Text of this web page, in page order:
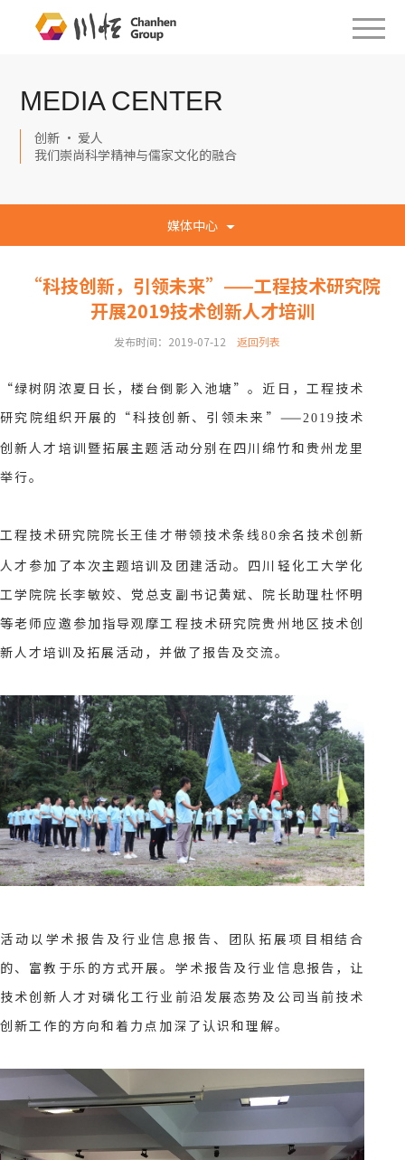
MEDIA CENTER
创新 · 爱人
我们崇尚科学精神与儒家文化的融合
媒体中心
“科技创新，引领未来”——工程技术研究院
开展2019技术创新人才培训
发布时间：2019-07-12 返回列表
“绿树阴浓夏日长，楼台倒影入池塘”。近日，工程技术
研究院组织开展的“科技创新、引领未来”——2019 技术
创新人才培训暨拓展主题活动分别在四川绵竹和贵州龙里
举行。
工程技术研究院院长王佳才带领技术条线 80 余名技术创新
人才参加了本次主题培训及团建活动。四川轻化工大学化
工学院院长李敏姣、党总支副书记黄斌、院长助理杜怀明
等老师应邀参加指导观摩工程技术研究院贵州地区技术创
新人才培训及拓展活动，并做了报告及交流。
活动以学术报告及行业信息报告、团队拓展项目相结合
的、富教于乐的方式开展。学术报告及行业信息报告，让
技术创新人才对磷化工行业前沿发展态势及公司当前技术
创新工作的方向和着力点加深了认识和理解。